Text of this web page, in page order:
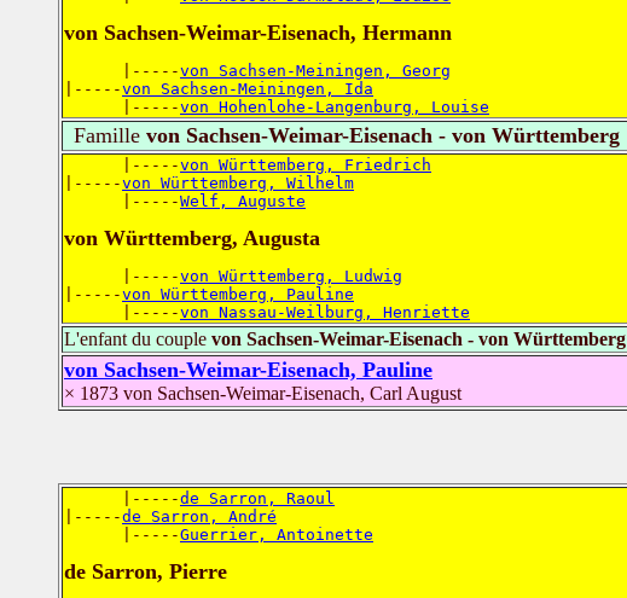
von Sachsen-Weimar-Eisenach, Hermann
      |-----
von Sachsen-Meiningen, Georg
|-----von Sachsen-Meiningen, Ida
      |-----
von Hohenlohe-Langenburg, Louise
Famillevon Sachsen-Weimar-Eisenach - von Württemberg
      |-----
von Württemberg, Friedrich
|-----von Württemberg, Wilhelm
      |-----
Welf, Auguste
von Württemberg, Augusta
      |-----
von Württemberg, Ludwig
|-----von Württemberg, Pauline
      |-----
von Nassau-Weilburg, Henriette
L'enfant du couple von Sachsen-Weimar-Eisenach - von Württemberg
von Sachsen-Weimar-Eisenach, Pauline
× 1873 von Sachsen-Weimar-Eisenach, Carl August
      |-----
de Sarron, Raoul
|-----de Sarron, André
      |-----
Guerrier, Antoinette
de Sarron, Pierre